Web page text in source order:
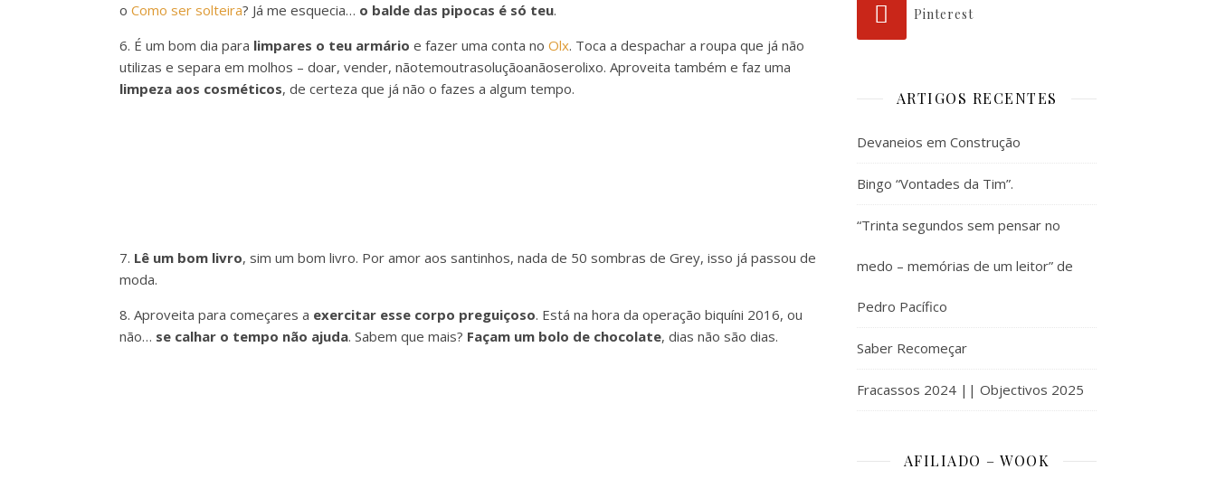
o Como ser solteira? Já me esquecia… o balde das pipocas é só teu.
6. É um bom dia para limpares o teu armário e fazer uma conta no Olx. Toca a despachar a roupa que já não
utilizas e separa em molhos – doar, vender, nãotemoutrasoluçãoanãoserolixo. Aproveita também e faz uma
limpeza aos cosméticos, de certeza que já não o fazes a algum tempo.
7. Lê um bom livro, sim um bom livro. Por amor aos santinhos, nada de 50 sombras de Grey, isso já passou de
moda.
8. Aproveita para começares a exercitar esse corpo preguiçoso. Está na hora da operação biquíni 2016, ou
não… se calhar o tempo não ajuda. Sabem que mais? Façam um bolo de chocolate, dias não são dias.
Pinterest
ARTIGOS RECENTES
Devaneios em Construção
Bingo “Vontades da Tim”.
“Trinta segundos sem pensar no
medo – memórias de um leitor” de
Pedro Pacífico
Saber Recomeçar
Fracassos 2024 || Objectivos 2025
AFILIADO – WOOK